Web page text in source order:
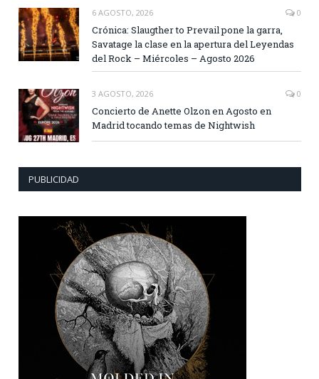
6 AGOSTO, 2026 0
Crónica: Slaugther to Prevail pone la garra,
Savatage la clase en la apertura del Leyendas
del Rock – Miércoles – Agosto 2026
3 AGOSTO, 2026 0
Concierto de Anette Olzon en Agosto en
Madrid tocando temas de Nightwish
PUBLICIDAD